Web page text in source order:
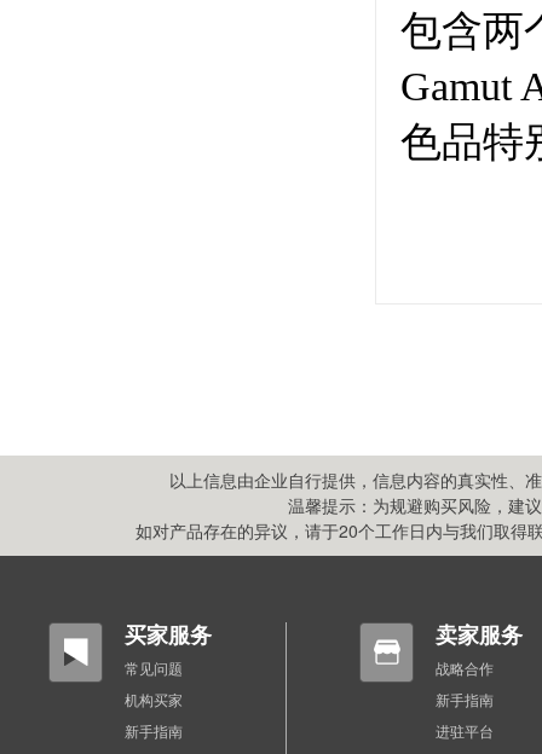
以上信息由企业自行提供，信息内容的真实性、
温馨提示：为规避购买风险，建
如对产品存在的异议，请于20个工作日内与我们取得
买家服务
常见问题
机构买家
新手指南
卖家服务
战略合作
新手指南
进驻平台